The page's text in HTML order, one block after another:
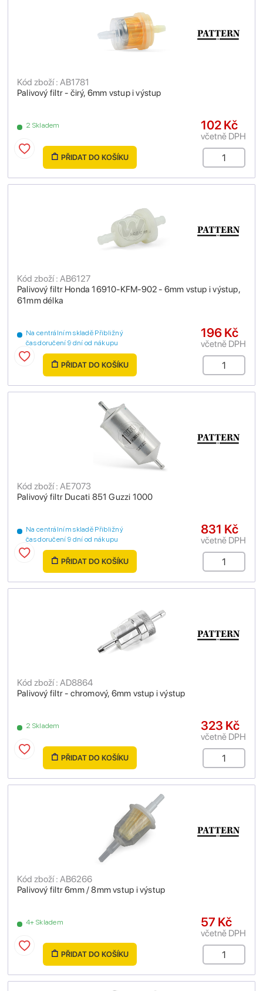
Palivový filtr - čirý, 6mm vstup i výstup
Kód zboží : AB1781
2 Skladem 102 Kč
včetně DPH
PŘIDAT DO KOŠÍKU
Palivový filtr Honda 16910-KFM-902 - 6mm vstup i výstup,
61mm délka
Kód zboží : AB6127
Na centrálním skladě Přibližný
čas doručení 9 dní od nákupu
196 Kč
včetně DPH
PŘIDAT DO KOŠÍKU
Palivový filtr Ducati 851 Guzzi 1000
Kód zboží : AE7073
Na centrálním skladě Přibližný
čas doručení 9 dní od nákupu
831 Kč
včetně DPH
PŘIDAT DO KOŠÍKU
Palivový filtr - chromový, 6mm vstup i výstup
Kód zboží : AD8864
2 Skladem 323 Kč
včetně DPH
PŘIDAT DO KOŠÍKU
Palivový filtr 6mm / 8mm vstup i výstup
Kód zboží : AB6266
4+ Skladem 57 Kč
včetně DPH
PŘIDAT DO KOŠÍKU